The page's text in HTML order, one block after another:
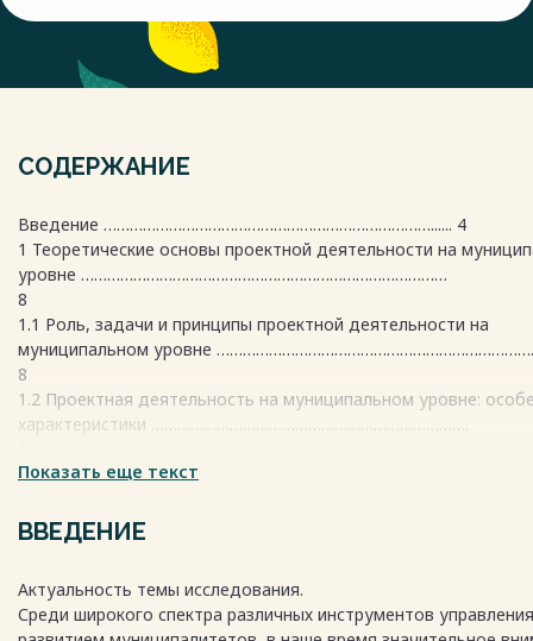
СОДЕРЖАНИЕ
Введение …………………………………………………………………...... 4
1 Теоретические основы проектной деятельности на
уровне …………………………………………………………………………
8
1.1 Роль, задачи и принципы проектной деятельности на
муниципальном уровне
8
1.2 Проектная деятельность на муниципальном уровне:
характеристики ……………………………………………………………….
1.3 Правовое регулирование проектной деятельности:
24
2 Анализ проектной деятельности на муниципальном уровне
34
2.1 Характеристика реализуемых в пермском крае
Показать еще текст
ВВЕДЕНИЕ
Актуальность темы исследования.
Среди широкого спектра различных инструментов управления